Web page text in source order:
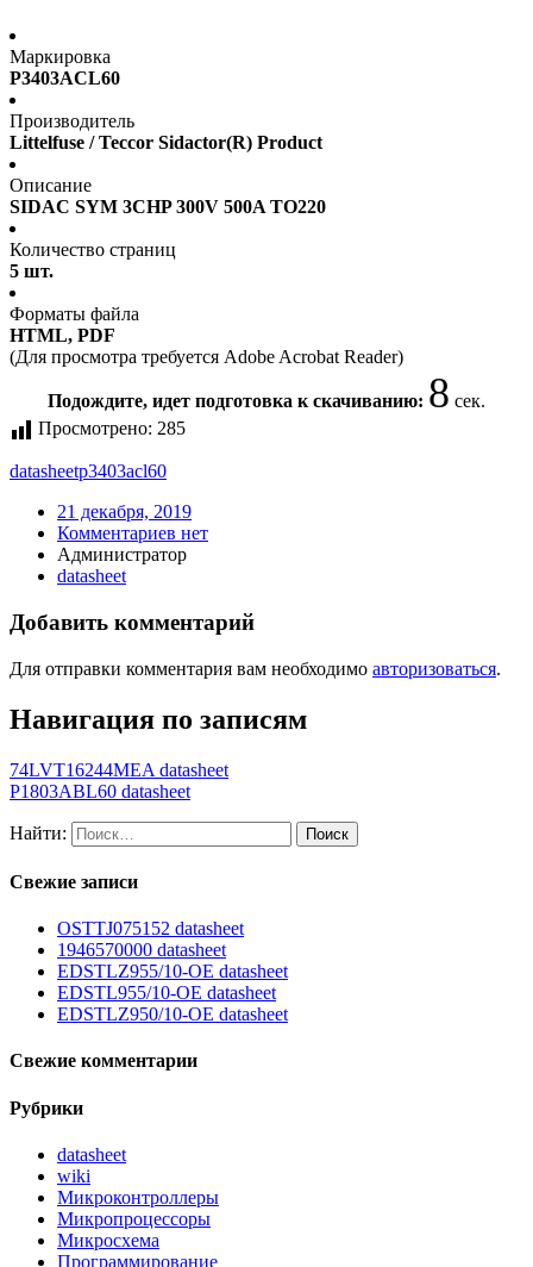
Маркировка
P3403ACL60
Производитель
Littelfuse / Teccor Sidactor(R) Product
Описание
SIDAC SYM 3CHP 300V 500A TO220
Количество страниц
5 шт.
Форматы файла
HTML, PDF
(Для просмотра требуется Adobe Acrobat Reader)
Подождите, идет подготовка к скачиванию: 8 сек.
Просмотрено: 285
datasheetp3403acl60
21 декабря, 2019
Комментариев нет
Администратор
datasheet
Добавить комментарий
Для отправки комментария вам необходимо авторизоваться.
Навигация по записям
74LVT16244MEA datasheet
P1803ABL60 datasheet
Найти:
Свежие записи
OSTTJ075152 datasheet
1946570000 datasheet
EDSTLZ955/10-OE datasheet
EDSTL955/10-OE datasheet
EDSTLZ950/10-OE datasheet
Свежие комментарии
Рубрики
datasheet
wiki
Микроконтроллеры
Микропроцессоры
Микросхема
Программирование